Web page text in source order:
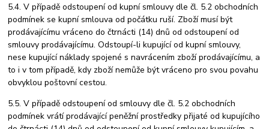
5.4. V případě odstoupení od kupní smlouvy dle čl. 5.2 obchodních
podmínek se kupní smlouva od počátku ruší. Zboží musí být
prodávajícímu vráceno do čtrnácti (14) dnů od odstoupení od
smlouvy prodávajícímu. Odstoupí-li kupující od kupní smlouvy,
nese kupující náklady spojené s navrácením zboží prodávajícímu, a
to i v tom případě, kdy zboží nemůže být vráceno pro svou povahu
obvyklou poštovní cestou.
5.5. V případě odstoupení od smlouvy dle čl. 5.2 obchodních
podmínek vrátí prodávající peněžní prostředky přijaté od kupujícího